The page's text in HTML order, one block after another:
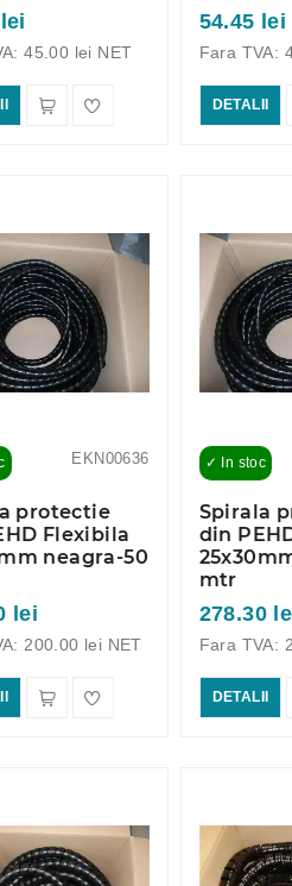
45.00 lei NET
54.45 lei
Fara TVA:
DETALII
EKN00636
protectie
Flexibila
neagra-50
lei
200.00 lei NET
✓ In stoc
Spirala
din
mtr
278.30
Fara TVA:
DETALII